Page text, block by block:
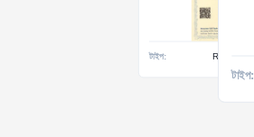
টাইপ: CE-EMC
টাইপ: